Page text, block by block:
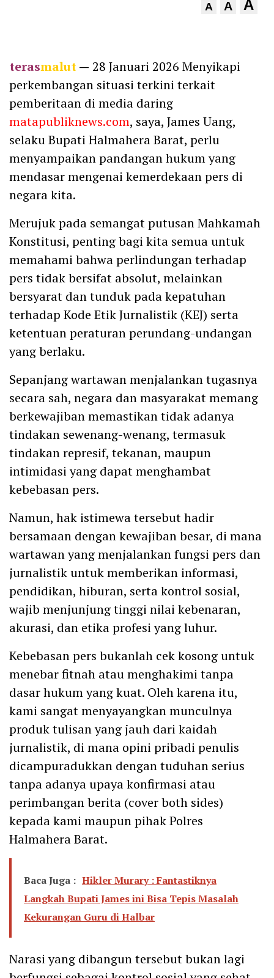
A A A
terasmalut— 28 Januari 2026 Menyikapi
perkembangan situasi terkini terkait
pemberitaan di media daring
matapubliknews.com, saya, James Uang,
selaku Bupati Halmahera Barat, perlu
menyampaikan pandangan hukum yang
mendasar mengenai kemerdekaan pers di
negara kita.
Merujuk pada semangat putusan Mahkamah
Konstitusi, penting bagi kita semua untuk
memahami bahwa perlindungan terhadap
pers tidak bersifat absolut, melainkan
bersyarat dan tunduk pada kepatuhan
terhadap Kode Etik Jurnalistik (KEJ) serta
ketentuan peraturan perundang-undangan
yang berlaku.
Sepanjang wartawan menjalankan tugasnya
secara sah, negara dan masyarakat memang
berkewajiban memastikan tidak adanya
tindakan sewenang-wenang, termasuk
tindakan represif, tekanan, maupun
intimidasi yang dapat menghambat
kebebasan pers.
Namun, hak istimewa tersebut hadir
bersamaan dengan kewajiban besar, di mana
wartawan yang menjalankan fungsi pers dan
jurnalistik untuk memberikan informasi,
pendidikan, hiburan, serta kontrol sosial,
wajib menjunjung tinggi nilai kebenaran,
akurasi, dan etika profesi yang luhur.
Kebebasan pers bukanlah cek kosong untuk
menebar fitnah atau menghakimi tanpa
dasar hukum yang kuat. Oleh karena itu,
kami sangat menyayangkan munculnya
produk tulisan yang jauh dari kaidah
jurnalistik, di mana opini pribadi penulis
dicampuradukkan dengan tuduhan serius
tanpa adanya upaya konfirmasi atau
perimbangan berita (cover both sides)
kepada kami maupun pihak Polres
Halmahera Barat.
Baca Juga : Hikler Murary : Fantastiknya
Langkah Bupati James ini Bisa Tepis Masalah
Kekurangan Guru di Halbar
Narasi yang dibangun tersebut bukan lagi